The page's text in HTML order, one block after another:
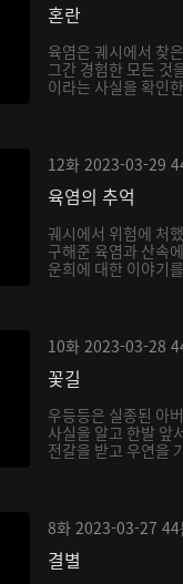
혼란
육염은 궤시에서 찾
그간 경험한 모든 것
이라는 사실을 확인
12화 2023-03-29
육염의 추억
궤시에서 위험에 처
구해준 육염과 산속
운희에 대한 이야기
10화 2023-03-28
꽃길
우등등은 실종된 아
사실을 알고 한발 앞
전갈을 받고 우연을
8화 2023-03-27 44
결별